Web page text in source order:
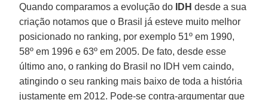
Quando comparamos a evolução do
IDHdesde a sua
criação notamos que o Brasil já esteve muito melhor
posicionado no ranking, por exemplo 51º em 1990,
58º em 1996 e 63º em 2005. De fato, desde esse
último ano, o ranking do Brasil no IDH vem caindo,
atingindo o seu ranking mais baixo de toda a história
justamente em 2012. Pode-se contra-argumentar que